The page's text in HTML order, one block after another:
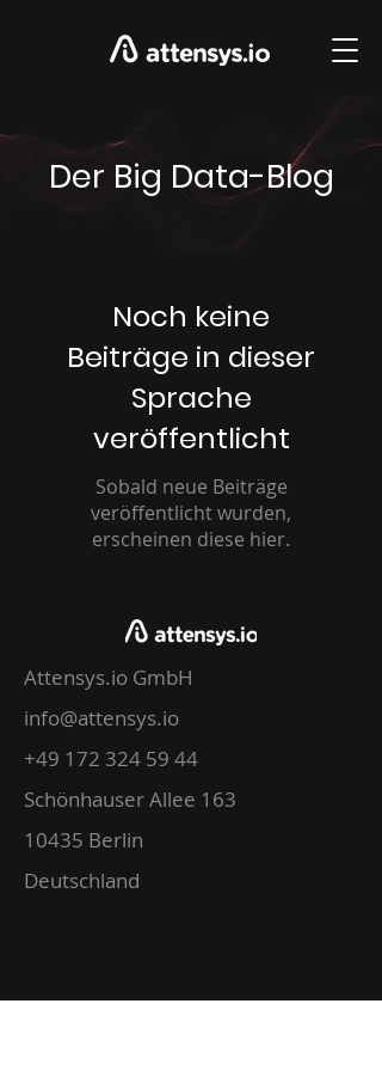
Der Big Data-Blog
Noch keine
Beiträge in dieser
Sprache
veröffentlicht
Sobald neue Beiträge
veröffentlicht wurden,
erscheinen diese hier.
Attensys.io GmbH
info@attensys.io
+49 172 324 59 44
Schönhauser Allee 163
10435 Berlin
Deutschland